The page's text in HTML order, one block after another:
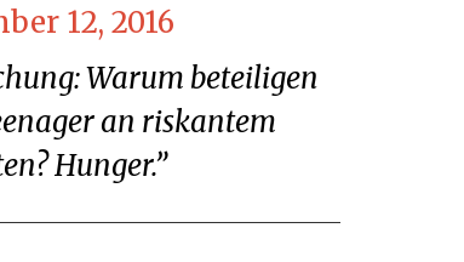
12, 2016
an riskantem
Hunger.”